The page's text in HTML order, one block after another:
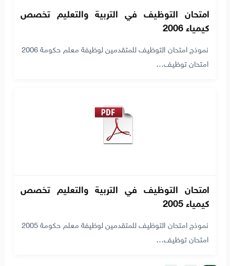
امتحان التوظيف في التربية والتعليم تخصص
كيمياء 2006
نموذج امتحان التوظيف للمتقدمين لوظيفة معلم حكومة 2006
امتحان توظيف…
امتحان التوظيف في التربية والتعليم تخصص
كيمياء 2005
نموذج امتحان التوظيف للمتقدمين لوظيفة معلم حكومة 2005
امتحان توظيف…